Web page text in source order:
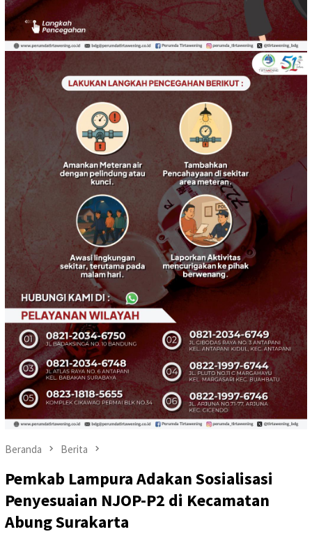
Beranda Berita
Pemkab Lampura Adakan Sosialisasi
Penyesuaian NJOP-P2 di Kecamatan
Abung Surakarta